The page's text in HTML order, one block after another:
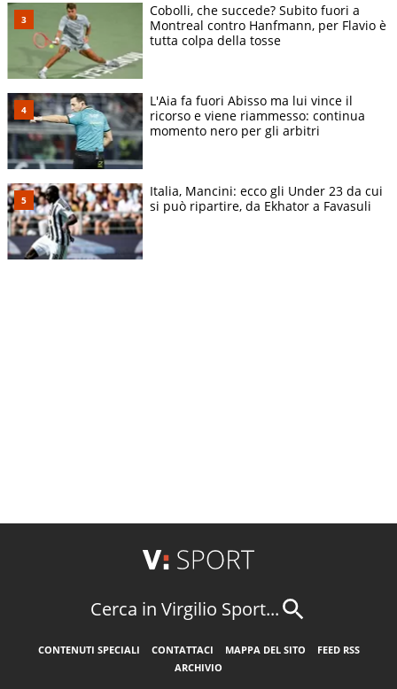
Cobolli, che succede? Subito fuori a
Montreal contro Hanfmann, per Flavio è
tutta colpa della tosse
L'Aia fa fuori Abisso ma lui vince il
ricorso e viene riammesso: continua
momento nero per gli arbitri
Italia, Mancini: ecco gli Under 23 da cui
si può ripartire, da Ekhator a Favasuli
Cerca in Virgilio Sport...
CONTENUTI SPECIALI CONTATTACI MAPPA DEL SITO
FEED RSS
ARCHIVIO